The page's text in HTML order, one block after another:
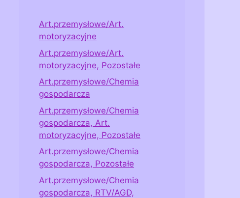
Art.przemysłowe/Art.
motoryzacyjne
Art.przemysłowe/Art.
motoryzacyjne, Pozostałe
Art.przemysłowe/Chemia
gospodarcza
Art.przemysłowe/Chemia
gospodarcza, Art.
motoryzacyjne, Pozostałe
Art.przemysłowe/Chemia
gospodarcza, Pozostałe
Art.przemysłowe/Chemia
gospodarcza, RTV/AGD,